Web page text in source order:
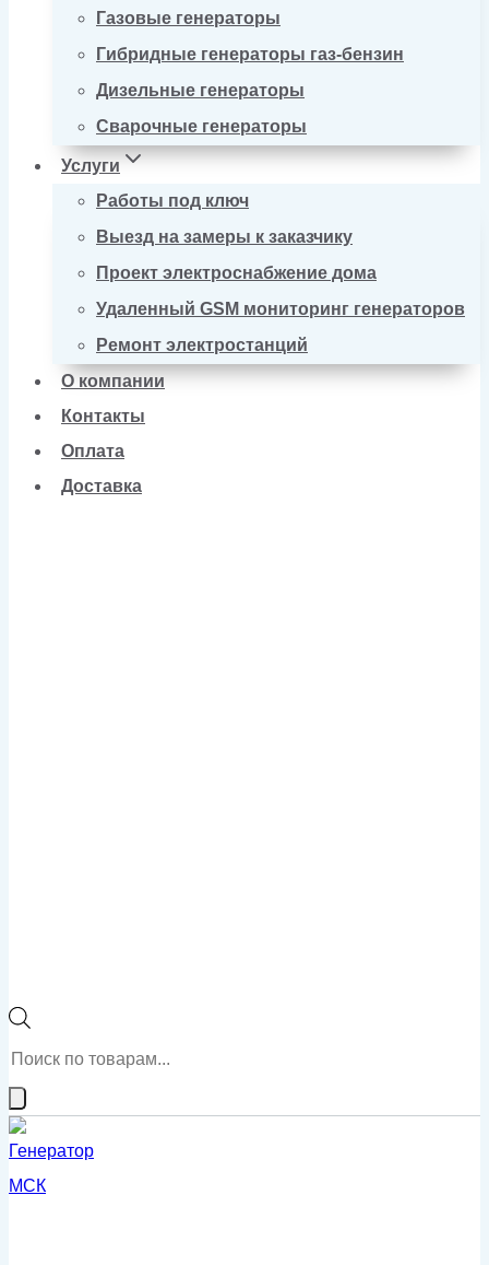
Газовые генераторы
Гибридные генераторы газ-бензин
Дизельные генераторы
Сварочные генераторы
Услуги
Работы под ключ
Выезд на замеры к заказчику
Проект электроснабжение дома
Удаленный GSM мониторинг генераторов
Ремонт электростанций
О компании
Контакты
Оплата
Доставка
Поиск
товаров